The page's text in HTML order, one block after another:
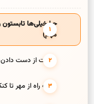
چرا خیلی‌ها
مهم)
خطرات از دست دادن
نقشه راه از مهر تا